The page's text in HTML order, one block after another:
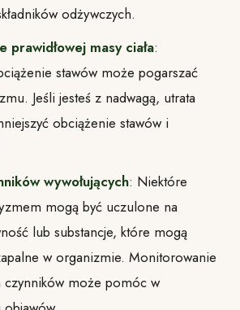
odżywczych.
prawidłowej masy ciała:
stawów może pogarszać
Jeśli jesteś z nadwagą, utrata
obciążenie stawów i
wywołujących: Niektóre
mogą być uczulone na
lub substancje, które mogą
w organizmie. Monitorowanie
czynników może pomóc w